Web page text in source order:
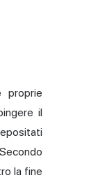
proprie
il
Secondo
la fine